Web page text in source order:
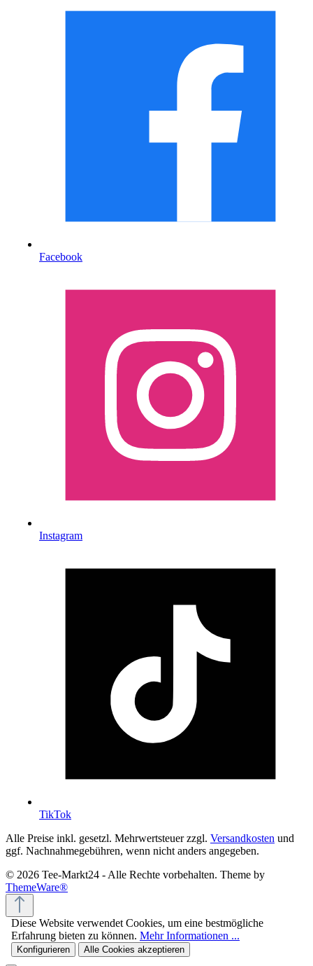
Facebook
Instagram
TikTok
Alle Preise inkl. gesetzl. Mehrwertsteuer zzgl. Versandkosten und
ggf. Nachnahmegebühren, wenn nicht anders angegeben.
© 2026 Tee-Markt24 - Alle Rechte vorbehalten. Theme by
ThemeWare®
Diese Website verwendet Cookies, um eine bestmögliche
Erfahrung bieten zu können. Mehr Informationen ...
Konfigurieren Alle Cookies akzeptieren